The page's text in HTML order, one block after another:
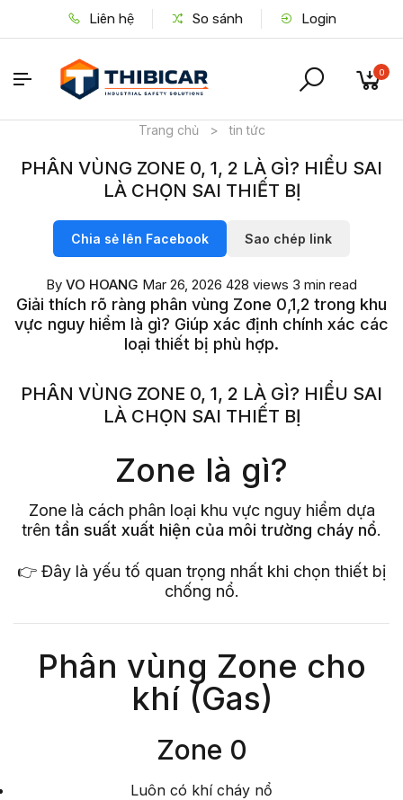
Liên hệ So sánh Login
0
Trang chủ > tin tức
PHÂN VÙNG ZONE 0, 1, 2 LÀ GÌ? HIỂU SAI
LÀ CHỌN SAI THIẾT BỊ
Chia sẻ lên Facebook Sao chép link
By VO HOANG Mar 26, 2026 428 views 3 min read
Giải thích rõ ràng phân vùng Zone 0,1,2 trong khu
vực nguy hiểm là gì? Giúp xác định chính xác các
loại thiết bị phù hợp.
PHÂN VÙNG ZONE 0, 1, 2 LÀ GÌ? HIỂU SAI
LÀ CHỌN SAI THIẾT BỊ
Zone là gì?
Zone là cách phân loại khu vực nguy hiểm dựa
trên tần suất xuất hiện của môi trường cháy nổ.
👉 Đây là yếu tố quan trọng nhất khi chọn thiết bị
chống nổ.
Phân vùng Zone cho
khí (Gas)
Zone 0
Luôn có khí cháy nổ